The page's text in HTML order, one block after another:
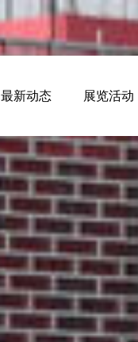
最新动态 展览活动